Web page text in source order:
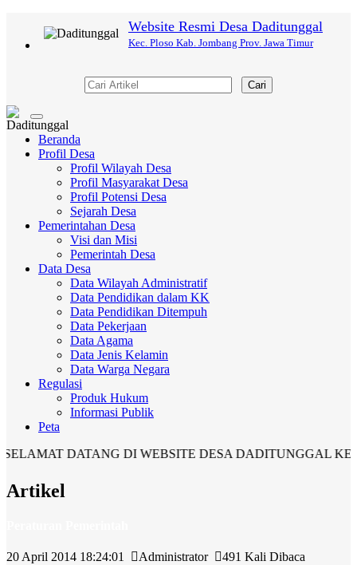
Website Resmi Desa Daditunggal
Kec. Ploso Kab. Jombang Prov. Jawa Timur
Cari
Toggle
navigation
Beranda
Profil Desa
Profil Wilayah Desa
Profil Masyarakat Desa
Profil Potensi Desa
Sejarah Desa
Pemerintahan Desa
Visi dan Misi
Pemerintah Desa
Data Desa
Data Wilayah Administratif
Data Pendidikan dalam KK
Data Pendidikan Ditempuh
Data Pekerjaan
Data Agama
Data Jenis Kelamin
Data Warga Negara
Regulasi
Produk Hukum
Informasi Publik
Peta
DATANG DI WEBSITE DESA DADITUNGGAL
Artikel
20 April 2014 18:24:01 Administrator
491 Kali Dibaca